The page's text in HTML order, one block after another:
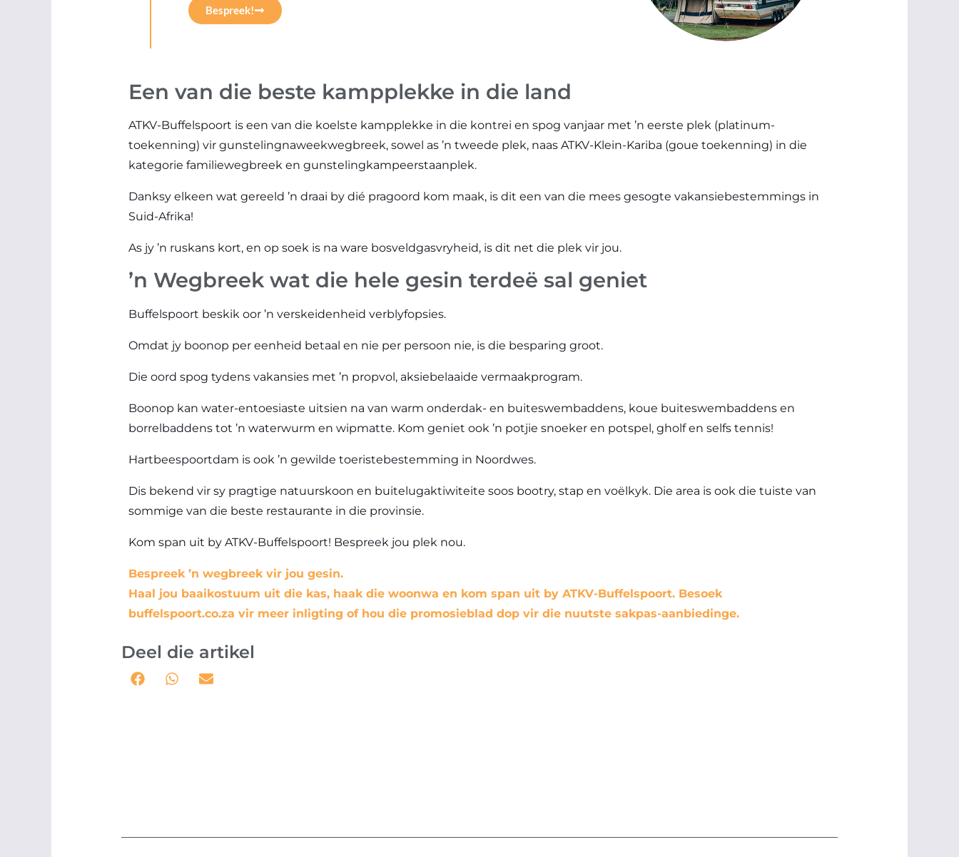
Bespreek!
Een van die beste kampplekke in die land
ATKV-Buffelspoort is een van die koelste kampplekke in die kontrei en spog vanjaar met ’n eerste plek (platinum-
toekenning) vir gunstelingnaweekwegbreek, sowel as ’n tweede plek, naas ATKV-Klein-Kariba (goue toekenning) in die
kategorie familiewegbreek en gunstelingkampeerstaanplek.
Danksy elkeen wat gereeld ’n draai by dié pragoord kom maak, is dit een van die mees gesogte vakansiebestemmings in
Suid-Afrika!
As jy ’n ruskans kort, en op soek is na ware bosveldgasvryheid, is dit net die plek vir jou.
’n Wegbreek wat die hele gesin terdeë sal geniet
Buffelspoort beskik oor ’n verskeidenheid verblyfopsies.
Omdat jy boonop per eenheid betaal en nie per persoon nie, is die besparing groot.
Die oord spog tydens vakansies met ’n propvol, aksiebelaaide vermaakprogram.
Boonop kan water-entoesiaste uitsien na van warm onderdak- en buiteswembaddens, koue buiteswembaddens en
borrelbaddens tot ’n waterwurm en wipmatte. Kom geniet ook ’n potjie snoeker en potspel, gholf en selfs tennis!
Hartbeespoortdam is ook ’n gewilde toeristebestemming in Noordwes.
Dis bekend vir sy pragtige natuurskoon en buitelugaktiwiteite soos bootry, stap en voëlkyk. Die area is ook die tuiste van
sommige van die beste restaurante in die provinsie.
Kom span uit by ATKV-Buffelspoort! Bespreek jou plek nou.
Bespreek ’n wegbreek vir jou gesin.
Haal jou baaikostuum uit die kas, haak die woonwa en kom span uit by ATKV-Buffelspoort. Besoek
buffelspoort.co.za vir meer inligting of hou die promosieblad dop vir die nuutste sakpas-aanbiedinge.
Deel die artikel